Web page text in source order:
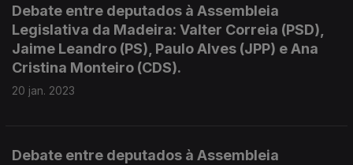
Debate entre deputados à Assembleia
Legislativa da Madeira: Valter Correia (PSD),
Jaime Leandro (PS), Paulo Alves (JPP) e Ana
Cristina Monteiro (CDS).
20 jan. 2023
Debate entre deputados à Assembleia